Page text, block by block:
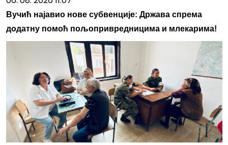
Вучић најавио нове субвенције: Држава спрема
додатну помоћ пољопривредницима и млекарима!